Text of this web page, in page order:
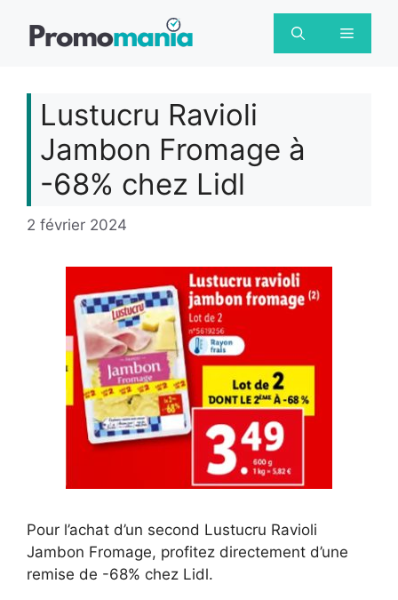
Menu
Lustucru Ravioli
Jambon Fromage à
-68% chez Lidl
2 février 2024
Pour l’achat d’un second Lustucru Ravioli
Jambon Fromage, profitez directement d’une
remise de -68% chez Lidl.